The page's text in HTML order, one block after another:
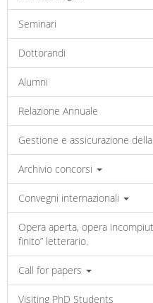
Seminari
Dottorandi
Alumni
Relazione Annuale
Gestione e assicurazione
Archivio concorsi
Convegni internazionali
Opera aperta, opera
finito” letterario.
Call for papers
Visiting PhD Students